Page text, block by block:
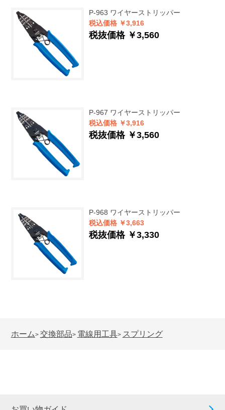
P-963 ワイヤーストリッパー
税込価格 ￥3,916
税抜価格 ￥3,560
P-967 ワイヤーストリッパー
税込価格 ￥3,916
税抜価格 ￥3,560
P-968 ワイヤーストリッパー
税込価格 ￥3,663
税抜価格 ￥3,330
ホーム> 交換部品> 電線用工具> スプリング